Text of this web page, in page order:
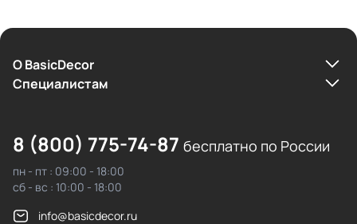
О BasicDecor
Cпециалистам
8 (800) 775-74-87 бесплатно по России
пн - пт : 09:00 - 18:00
сб - вс : 10:00 - 18:00
info@basicdecor.ru